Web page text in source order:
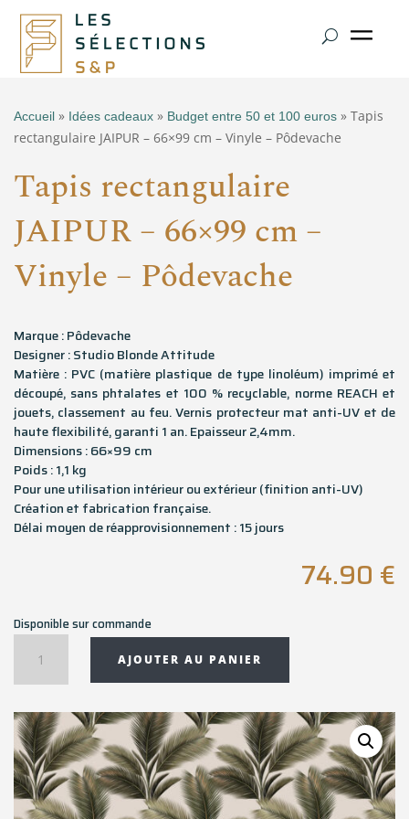
Accueil » Idées cadeaux » Budget entre 50 et 100 euros » Tapis
rectangulaire JAIPUR – 66×99 cm – Vinyle – Pôdevache
Tapis rectangulaire
JAIPUR – 66×99 cm –
Vinyle – Pôdevache
Marque : Pôdevache
Designer : Studio Blonde Attitude
Matière : PVC (matière plastique de type linoléum) imprimé et
découpé, sans phtalates et 100 % recyclable, norme REACH et
jouets, classement au feu. Vernis protecteur mat anti-UV et de
haute flexibilité, garanti 1 an. Epaisseur 2,4mm.
Dimensions : 66×99 cm
Poids : 1,1 kg
Pour une utilisation intérieur ou extérieur (finition anti-UV)
Création et fabrication française.
Délai moyen de réapprovisionnement : 15 jours
74.90 €
Disponible sur commande
Tapis
JAIPUR
-
66x99
cm
-
AJOUTER AU PANIER